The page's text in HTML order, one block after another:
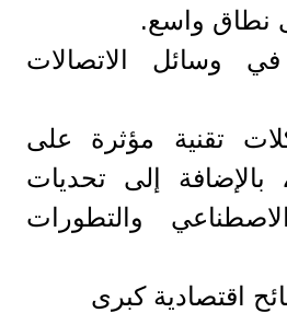
نطاق واسع.
وسائل الاتصالات
تقنية مؤثرة على
بالإضافة إلى تحديات
والتطورات